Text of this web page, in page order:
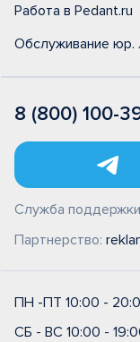
Работа в Pedant.ru
Обслуживание юр.
8 (800) 100-
Служба
Партнерство:
ПН -ПТ 10:00 -
СБ - ВС 10:00 -